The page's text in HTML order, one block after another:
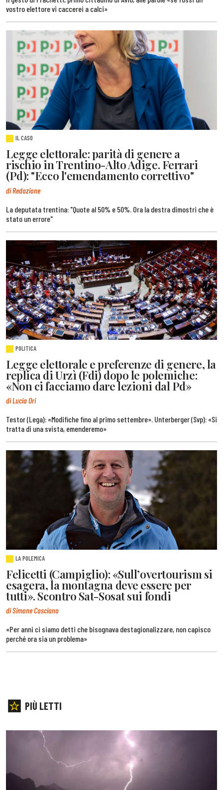
vostro elettore vi caccerei a calci»
IL CASO
Legge elettorale: parità di genere a
rischio in Trentino-Alto Adige. Ferrari
(Pd): "Ecco l'emendamento correttivo"
di Redazione
La deputata trentina: "Quote al 50% e 50%. Ora la destra dimostri che è
stato un errore"
POLITICA
Legge elettorale e preferenze di genere, la
replica di Urzì (Fdi) dopo le polemiche:
«Non ci facciamo dare lezioni dal Pd»
di Lucia Ori
Testor (Lega): «Modifiche fino al primo settembre». Unterberger (Svp): «Si
tratta di una svista, emenderemo»
LA POLEMICA
Felicetti (Campiglio): «Sull’overtourism si
esagera, la montagna deve essere per
tutti». Scontro Sat-Sosat sui fondi
di Simone Casciano
«Per anni ci siamo detti che bisognava destagionalizzare, non capisco
perché ora sia un problema»
PIÙ LETTI